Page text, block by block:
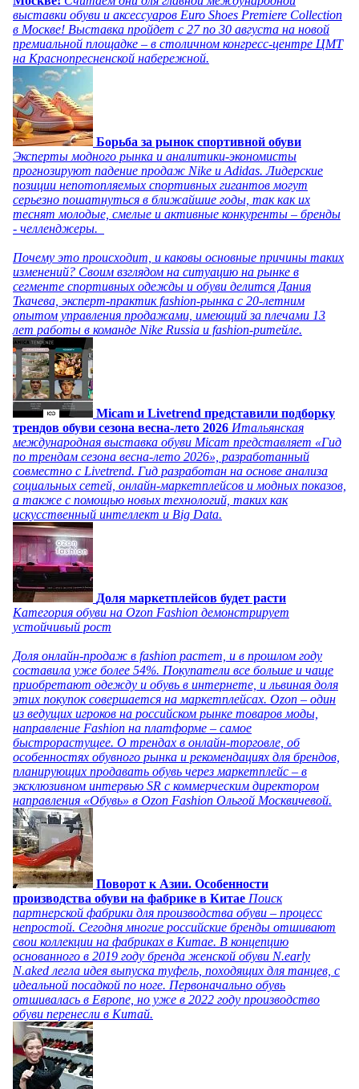
выставки обуви и аксессуаров Euro Shoes Premiere Collection
в Москве! Выставка пройдет с 27 по 30 августа на новой
премиальной площадке – в столичном конгресс-центре ЦМТ
на Краснопресненской набережной.
Борьба за рынок спортивной обуви
Эксперты модного рынка и аналитики-экономисты
прогнозируют падение продаж Nike и Adidas. Лидерские
позиции непотопляемых спортивных гигантов могут
серьезно пошатнуться в ближайшие годы, так как их
теснят молодые, смелые и активные конкуренты – бренды
- челленджеры.
Почему это происходит, и каковы основные причины таких
изменений? Своим взглядом на ситуацию на рынке в
сегменте спортивных одежды и обуви делится Дания
Ткачева, эксперт-практик fashion-рынка с 20-летним
опытом управления продажами, имеющий за плечами 13
лет работы в команде Nike Russia и fashion-ритейле.
Micam и Livetrend представили подборку
трендов обуви сезона весна-лето 2026 Итальянская
международная выставка обуви Micam представляет «Гид
по трендам сезона весна-лето 2026», разработанный
совместно с Livetrend. Гид разработан на основе анализа
социальных сетей, онлайн-маркетплейсов и модных показов,
а также с помощью новых технологий, таких как
искусственный интеллект и Big Data.
Доля маркетплейсов будет расти
Категория обуви на Ozon Fashion демонстрирует
устойчивый рост
Доля онлайн-продаж в fashion растет, и в прошлом году
составила уже более 54%. Покупатели все больше и чаще
приобретают одежду и обувь в интернете, и львиная доля
этих покупок совершается на маркетплейсах. Ozon – один
из ведущих игроков на российском рынке товаров моды,
направление Fashion на платформе – самое
быстрорастущее. О трендах в онлайн-торговле, об
особенностях обувного рынка и рекомендациях для брендов,
планирующих продавать обувь через маркетплейс – в
эксклюзивном интервью SR с коммерческим директором
направления «Обувь» в Ozon Fashion Ольгой Москвичевой.
Поворот к Азии. Особенности
производства обуви на фабрике в Китае Поиск
партнерской фабрики для производства обуви – процесс
непростой. Сегодня многие российские бренды отшивают
свои коллекции на фабриках в Китае. В концепцию
основанного в 2019 году бренда женской обуви N.early
N.aked легла идея выпуска туфель, походящих для танцев, с
идеальной посадкой по ноге. Первоначально обувь
отшивалась в Европе, но уже в 2022 году производство
обуви перенесли в Китай.